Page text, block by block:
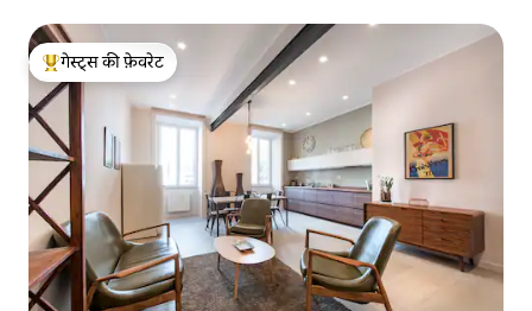
गेस्ट्स का टॉप फ़ेवरेट
गेस्ट्स की फ़ेवरेट